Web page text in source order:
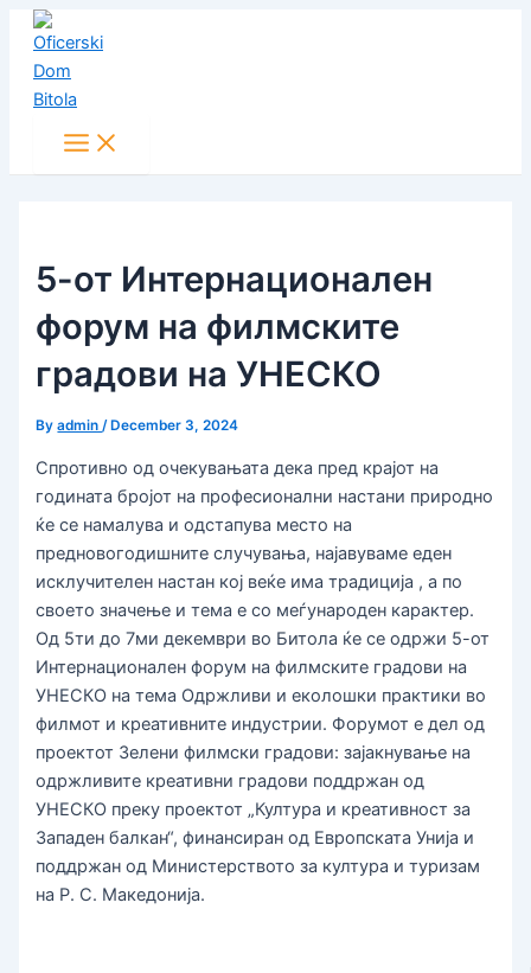
Skip
content
5-от Интернационален
форум на филмските
градови на УНЕСКО
Byadmin/ December 3, 2024
Спротивно од очекувањата дека пред крајот на
годината бројот на професионални настани природно
ќе се намалува и одстапува место на
предновогодишните случувања, најавуваме еден
исклучителен настан кој веќе има традиција , а по
своето значење и тема е со меѓународен карактер.
Од 5ти до 7ми декември во Битола ќе се одржи 5-от
Интернационален форум на филмските градови на
УНЕСКО на тема Одржливи и еколошки практики во
филмот и креативните индустрии. Форумот е дел од
проектот Зелени филмски градови: зајакнување на
одржливите креативни градови поддржан од
УНЕСКО преку проектот „Култура и креативност за
Западен балкан“, финансиран од Европската Унија и
поддржан од Министерството за култура и туризам
на Р. С. Македонија.
Post
navigation